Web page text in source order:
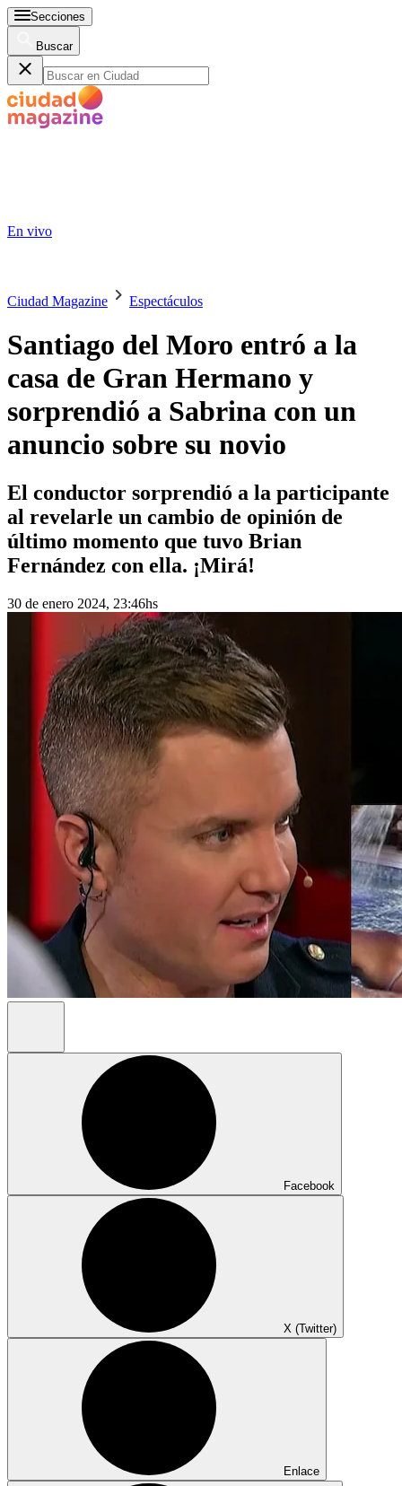
Secciones
Buscar
En vivo
Ciudad Magazine Espectáculos
Santiago del Moro entró a la
casa de Gran Hermano y
sorprendió a Sabrina con un
anuncio sobre su novio
El conductor sorprendió a la participante
al revelarle un cambio de opinión de
último momento que tuvo Brian
Fernández con ella. ¡Mirá!
30 de enero 2024, 23:46hs
Facebook
X (Twitter)
Enlace